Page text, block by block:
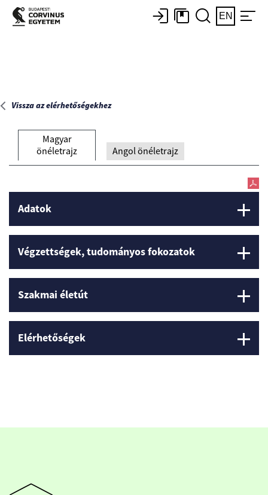
Főoldal
EN
Vissza az elérhetőségekhez
Magyar
önéletrajz
Angol önéletrajz
Adatok
Végzettségek, tudományos fokozatok
Szakmai életút
Elérhetőségek